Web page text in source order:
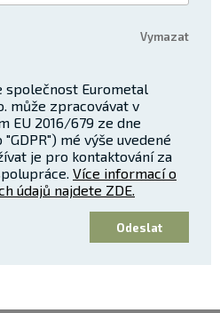
společnost Eurometal
může zpracovávat v
EU 2016/679 ze dne
"GDPR") mé výše uvedené
je pro kontaktování za
Více informací o
údajů najdete ZDE.